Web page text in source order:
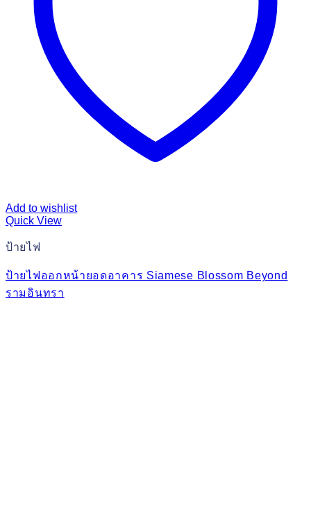
Add to wishlist
Quick View
ป้ายไฟ
ป้ายไฟออกหน้ายอดอาคาร Siamese Blossom Beyond
รามอินทรา